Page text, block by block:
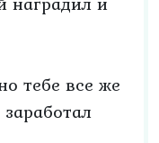
тебе все же